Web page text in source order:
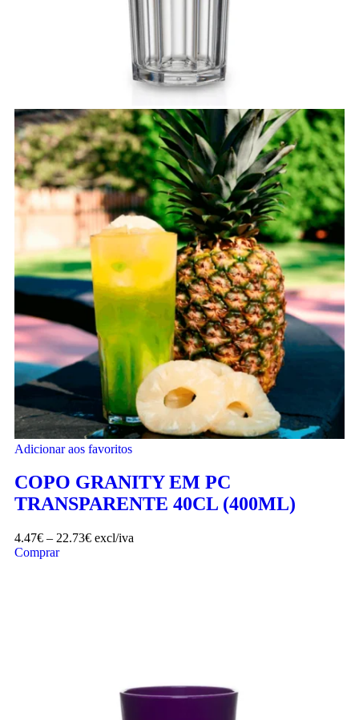
Adicionar aos favoritos
COPO GRANITY EM PC
TRANSPARENTE 40CL (400ML)
4.47€ – 22.73€ excl/iva
Comprar